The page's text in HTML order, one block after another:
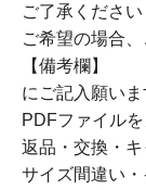
ご了承ください
ご希望の場合
【備考欄】
にご記入願いま
PDFファイル
返品・交換・
サイズ間違い・